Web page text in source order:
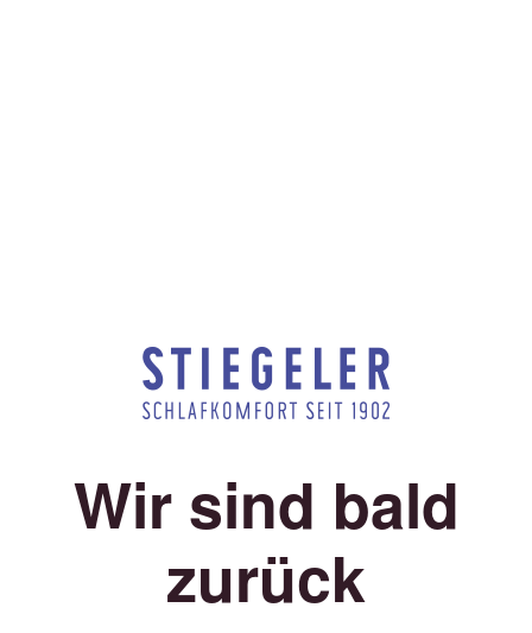
Wir sind bald
zurück